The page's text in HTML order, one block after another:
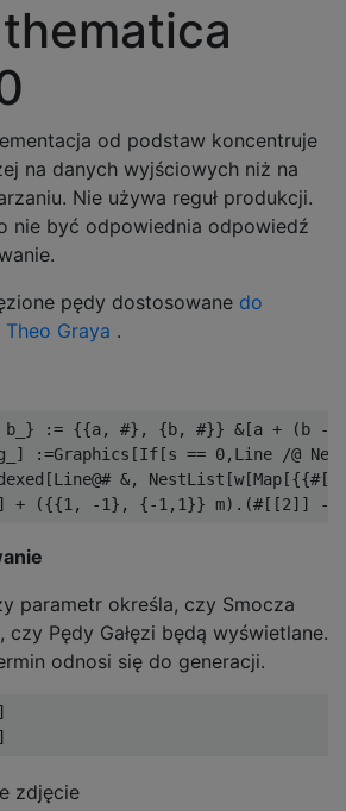
od podstaw koncentruje
na danych wyjściowych niż na
Nie używa reguł produkcji.
nie być odpowiednia odpowiedź
pędy dostosowane do
Graya .
b_} := {{a, #}, {b, #}} &[a + (b
:=Graphics[If[s == 0,Line /@
&,
parametr określa, czy Smocza
czy Pędy Gałęzi będą wyświetlane.
odnosi się do generacji.